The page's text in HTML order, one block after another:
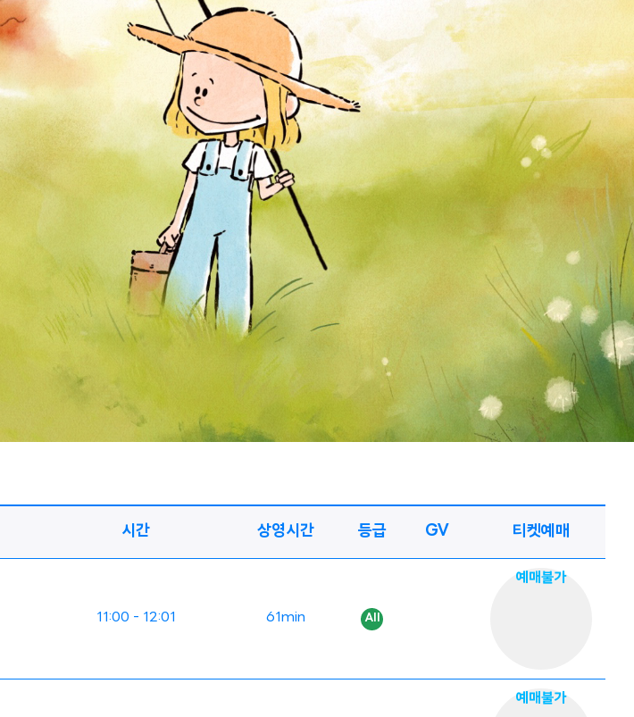
시간 상영시간 등급 GV 티켓예매
11:00 - 12:01 61min
예매불가
예매불가